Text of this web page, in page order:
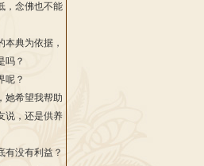
，念佛也不能
本典为依据，
吗？
呢？
她希望我帮助
说，还是供养
有没有利益？